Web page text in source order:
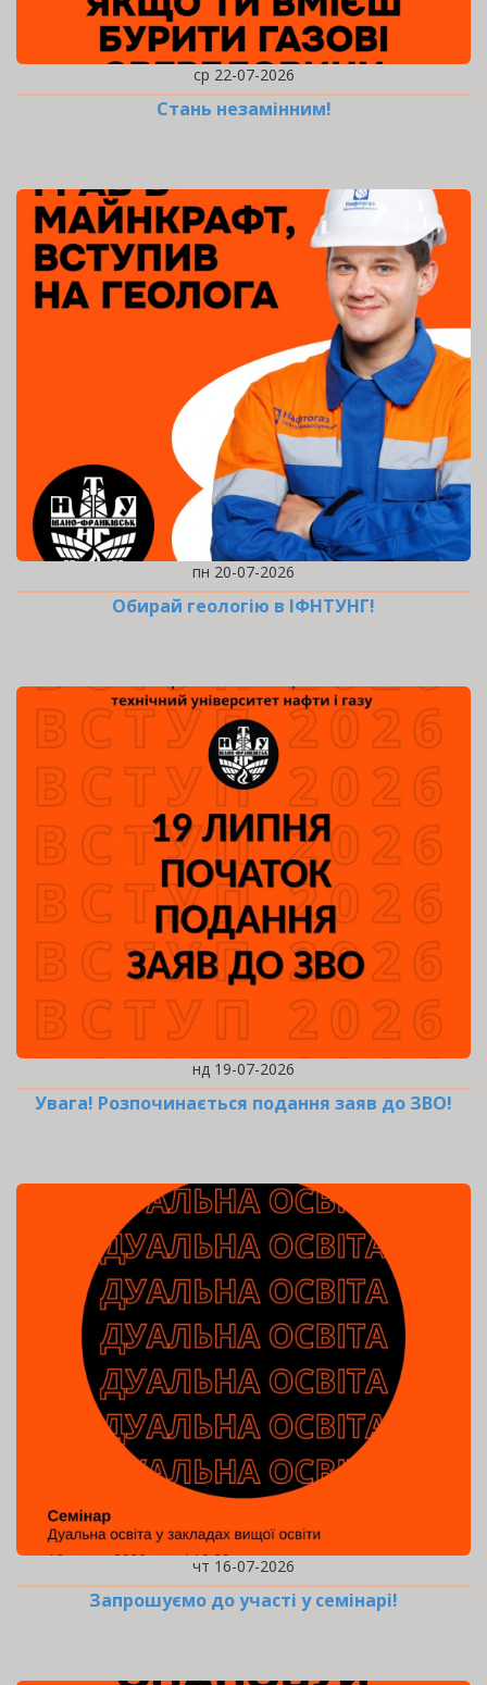
ср 22-07-2026
Стань незамінним!
пн 20-07-2026
Обирай геологію в ІФНТУНГ!
нд 19-07-2026
Увага! Розпочинається подання заяв до ЗВО!
чт 16-07-2026
Запрошуємо до участі у семінарі!